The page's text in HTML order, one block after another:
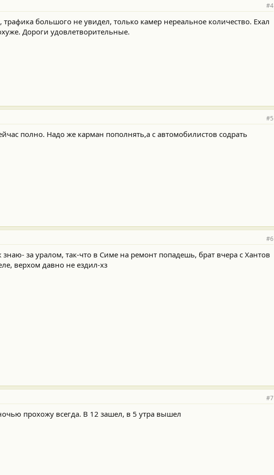
#4
большого не увидел, только камер нереальное количество. Ехал
Дороги удовлетворительные.
#5
полно. Надо же карман пополнять,а с автомобилистов содрать
#6
знаю- за уралом, так-что в Симе на ремонт попадешь, брат вчера с Хантов
верхом давно не ездил-хз
#7
прохожу всегда. В 12 зашел, в 5 утра вышел